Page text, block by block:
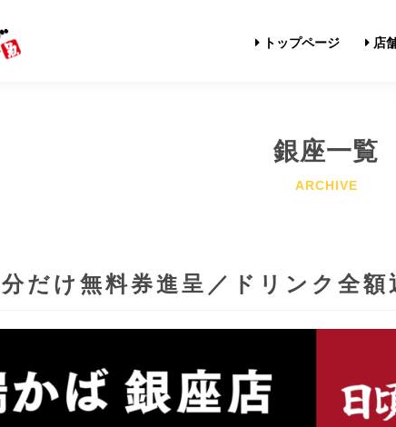
トップページ 店
銀座一覧
だけ無料券進呈／ドリンク全額